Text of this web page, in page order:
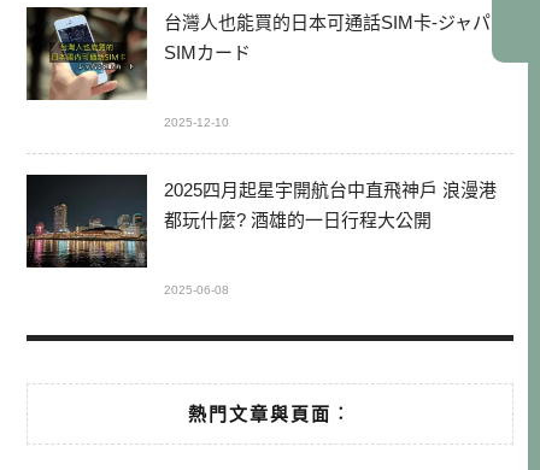
台灣人也能買的日本可通話SIM卡-ジャパン
SIMカード
2025-12-10
2025四月起星宇開航台中直飛神戶 浪漫港
都玩什麼? 酒雄的一日行程大公開
2025-06-08
熱門文章與頁面︰